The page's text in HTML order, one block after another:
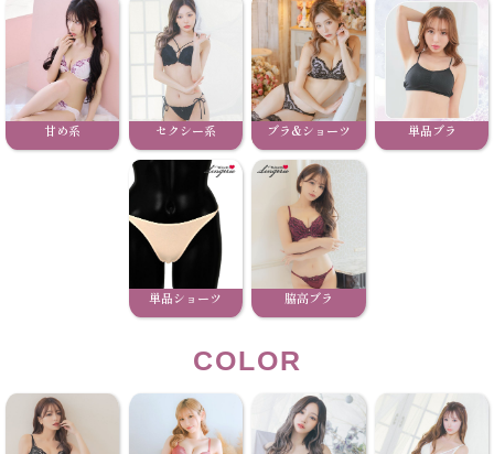
甘め系 セクシー系 ブラ&ショーツ 単品ブラ
単品ショーツ 脇高ブラ
COLOR